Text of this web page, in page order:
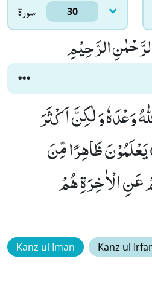
سورۃ 30
الرَّحِیْمِ
وَعْدَهٗ وَ لٰكِنَّ اَكْثَرَ
لَا یَعْلَمُوْنَ(6) یَعْلَمُوْنَ ظَاهِرًا مِّنَ
عَنِ الْاٰخِرَةِ هُمْ
Kanz ul Iman Kanz ul